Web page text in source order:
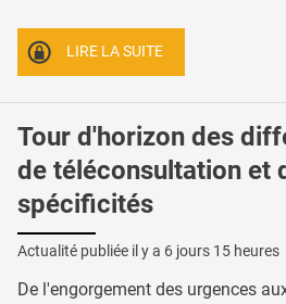
LIRE LA SUITE
Tour d'horizon des
de téléconsultation et
spécificités
Actualité publiée il y a 6 jours 15 heures
De l'engorgement des urgences